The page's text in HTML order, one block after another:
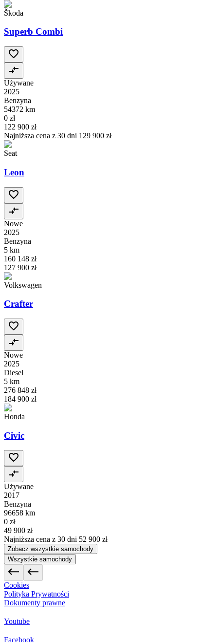
Škoda
Superb Combi
Używane
2025
Benzyna
54372 km
0 zł
122 900 zł
Najniższa cena z 30 dni 129 900 zł
Seat
Leon
Nowe
2025
Benzyna
5 km
160 148 zł
127 900 zł
Volkswagen
Crafter
Nowe
2025
Diesel
5 km
276 848 zł
184 900 zł
Honda
Civic
Używane
2017
Benzyna
96658 km
0 zł
49 900 zł
Najniższa cena z 30 dni 52 900 zł
Zobacz wszystkie samochody
Wszystkie samochody
Cookies
Polityka Prywatności
Dokumenty prawne
Youtube
Facebook